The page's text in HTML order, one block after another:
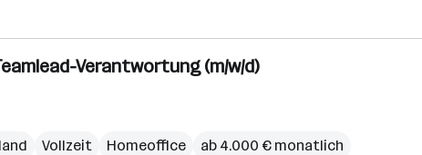
Verantwortung (m/w/d)
Vollzeit Homeoffice ab 4.000 € monatlich